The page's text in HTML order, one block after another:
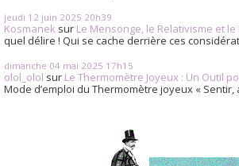
jeudi 12 juin 2025 20h39
Kosmanek sur Le Mensonge, le Relativisme et le
quel délire ! Qui se cache derrière ces
dimanche 04 mai 2025 17h15
olol_olol sur Le Thermomètre Joyeux : Un Outil
Mode d’emploi du Thermomètre joyeux « Sentir,